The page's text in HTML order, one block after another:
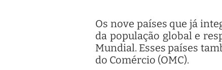
Os nove países que já
da população global e
Mundial. Esses países
do Comércio (OMC).